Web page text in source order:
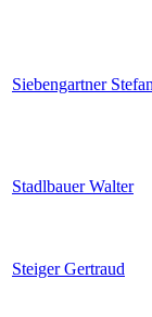
Siebengartner
Stadlbauer Walter
Steiger Gertraud